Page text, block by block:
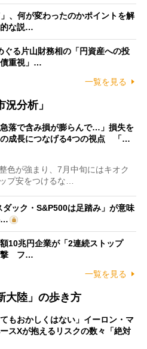
、何が変わったのかポイントを解
な説…
ぐる片山財務相の「円資産への投
重視」…
一覧を見る
分析」
急落で含み損が膨らんで…」損失を
の成長につなげる4つの視点 「…
色が強まり、7月中旬にはキオク
プ安をつけるな…
ダック・S&P500は足踏み」が意味
…
10兆円企業が「2連続ストップ
撃 フ…
一覧を見る
大陸」の歩き方
てもおかしくはない」イーロン・マ
スXが抱えるリスクの数々「絶対